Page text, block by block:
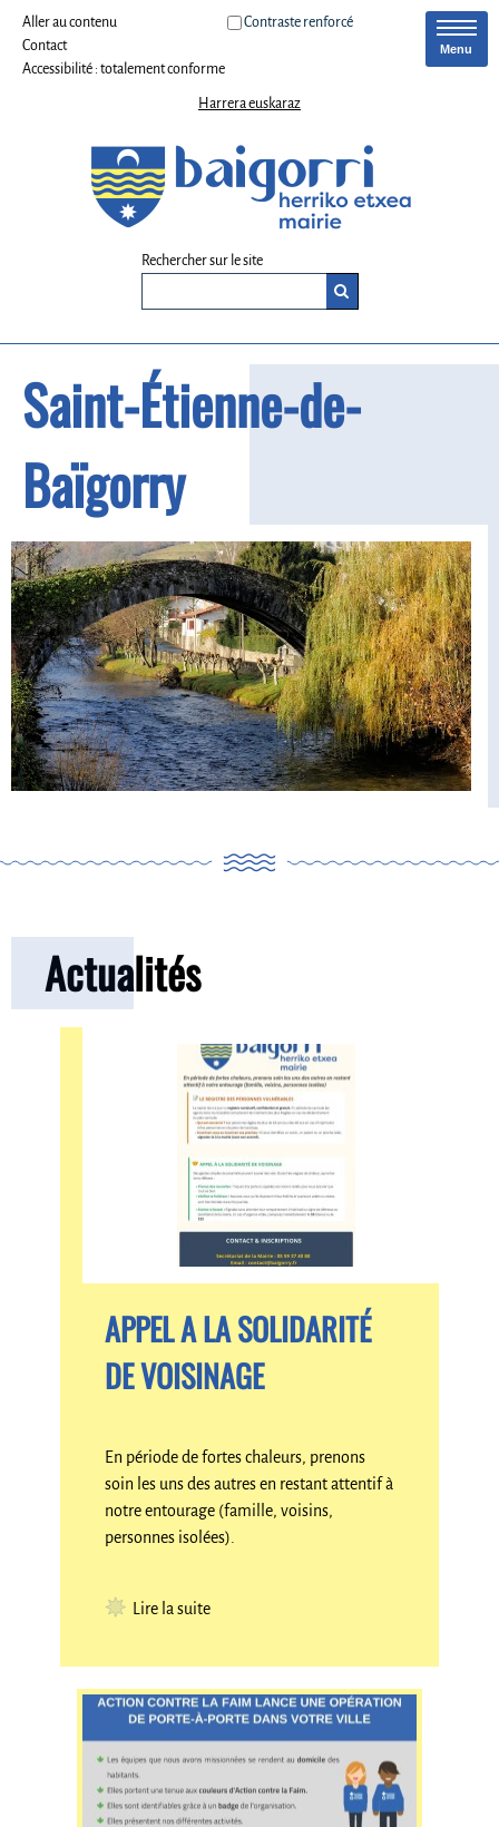
Aller au contenu
Contact
Accessibilité : totalement conforme
Contraste renforcé
Harrera euskaraz
Rechercher sur le site
Menu
Saint-Étienne-de-
Baïgorry
Actualités
APPEL A LA SOLIDARITÉ
DE VOISINAGE
En période de fortes chaleurs, prenons
soin les uns des autres en restant attentif à
notre entourage (famille, voisins,
personnes isolées).
Lire la suite